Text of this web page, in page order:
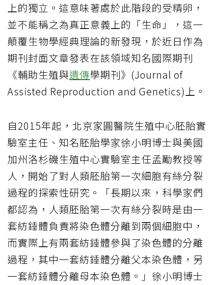
上的獨立。這意味著處於此階段的受精卵，
並不能稱之為真正意義上的「生命」，這一
顛覆生物學經典理論的新發現，於近日作為
期刊封面文章發表在該領域知名國際期刊
《輔助生殖與遺傳學期刊》(Journal of
Assisted Reproduction and Genetics)上。
自2015年起，北京家圓醫院生殖中心胚胎實
驗室主任、知名胚胎學家徐小明博士與美國
加州洛杉磯生殖中心實驗室主任孟勵教授等
人，開始了對人類胚胎第一次細胞有絲分裂
過程的探索性研究。「長期以來，科學家們
都認為，人類胚胎第一次有絲分裂時是由一
套紡錘體負責將染色體分離到兩個細胞中，
而實際上有兩套紡錘體參與了染色體的分離
過程，其中一套紡錘體分離父本染色體，另
一套紡錘體分離母本染色體。」徐小明博士